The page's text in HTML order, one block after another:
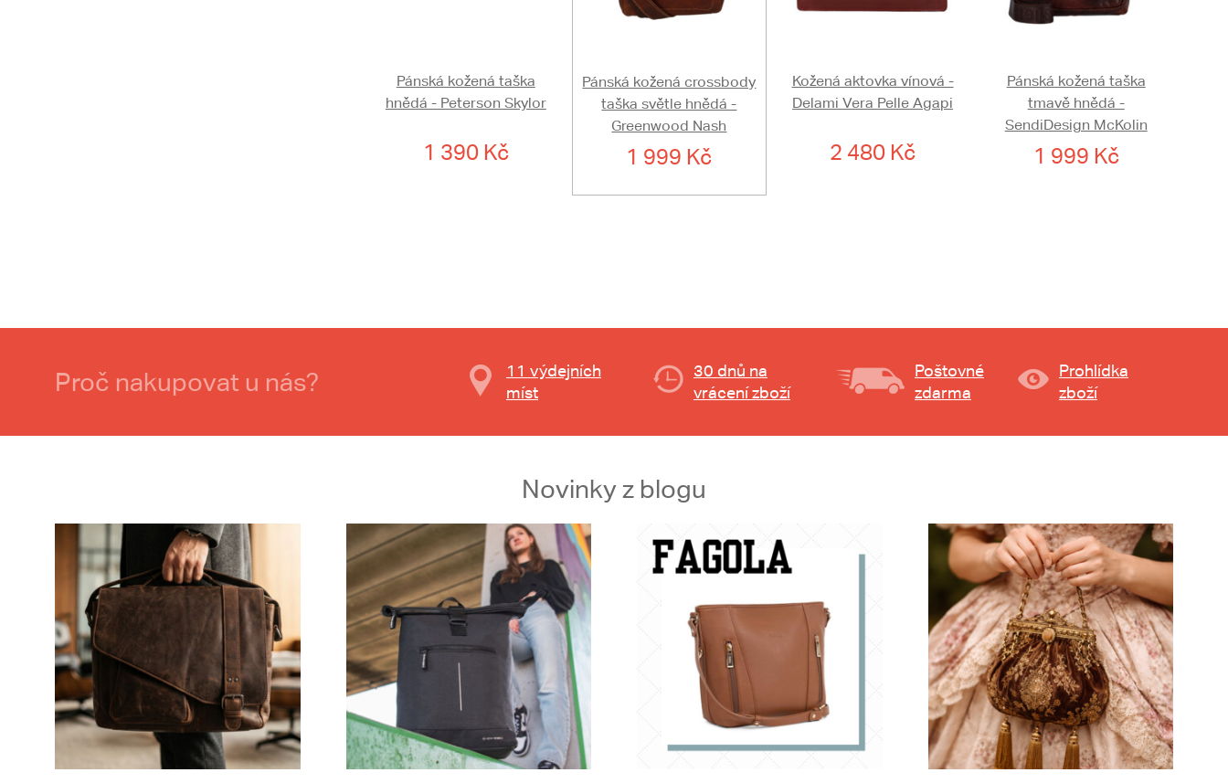
Pánská kožená taška
hnědá - Peterson Skylor
1 390 Kč
Pánská kožená crossbody
taška světle hnědá -
Greenwood Nash
1 999 Kč
Kožená aktovka vínová -
Delami Vera Pelle Agapi
2 480 Kč
Pánská kožená taška
tmavě hnědá -
SendiDesign McKolin
1 999 Kč
Proč nakupovat u nás?
11 výdejních
míst
30 dnů na
vrácení zboží
Poštovné
zdarma
Prohlídka
zboží
Novinky z blogu